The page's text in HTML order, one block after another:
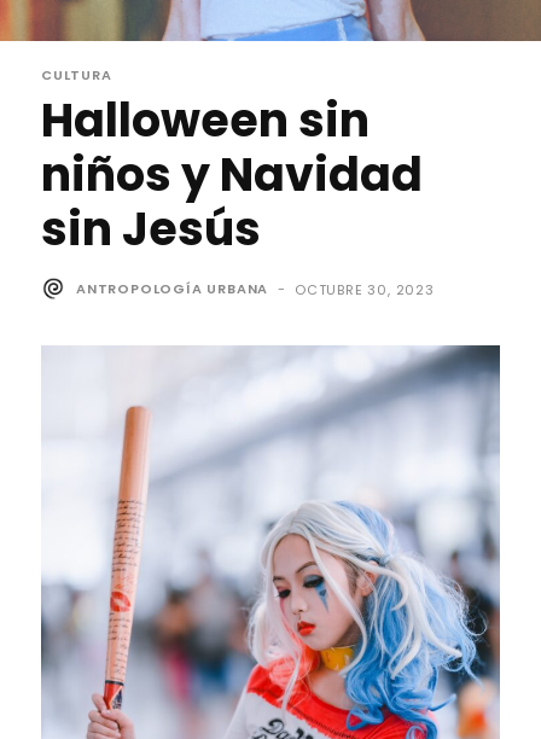
CULTURA
Halloween sin
niños y Navidad
sin Jesús
ANTROPOLOGÍA URBANA - OCTUBRE 30, 2023